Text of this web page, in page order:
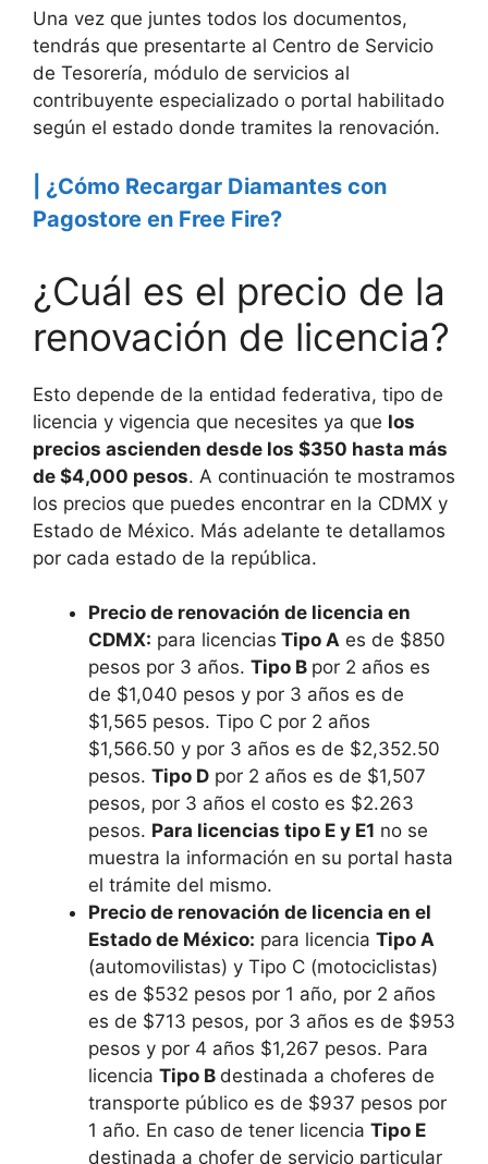
Una vez que juntes todos los documentos,
tendrás que presentarte al Centro de Servicio
de Tesorería, módulo de servicios al
contribuyente especializado o portal habilitado
según el estado donde tramites la renovación.
| ¿Cómo Recargar Diamantes con
Pagostore en Free Fire?
¿Cuál es el precio de la
renovación de licencia?
Esto depende de la entidad federativa, tipo de
licencia y vigencia que necesites ya que los
precios ascienden desde los $350 hasta más
de $4,000 pesos. A continuación te mostramos
los precios que puedes encontrar en la CDMX y
Estado de México. Más adelante te detallamos
por cada estado de la república.
Precio de renovación de licencia en
CDMX: para licencias Tipo A es de $850
pesos por 3 años. Tipo B por 2 años es
de $1,040 pesos y por 3 años es de
$1,565 pesos. Tipo C por 2 años
$1,566.50 y por 3 años es de $2,352.50
pesos. Tipo D por 2 años es de $1,507
pesos, por 3 años el costo es $2.263
pesos. Para licencias tipo E y E1 no se
muestra la información en su portal hasta
el trámite del mismo.
Precio de renovación de licencia en el
Estado de México: para licencia Tipo A
(automovilistas) y Tipo C (motociclistas)
es de $532 pesos por 1 año, por 2 años
es de $713 pesos, por 3 años es de $953
pesos y por 4 años $1,267 pesos. Para
licencia Tipo B destinada a choferes de
transporte público es de $937 pesos por
1 año. En caso de tener licencia Tipo E
destinada a chofer de servicio particular